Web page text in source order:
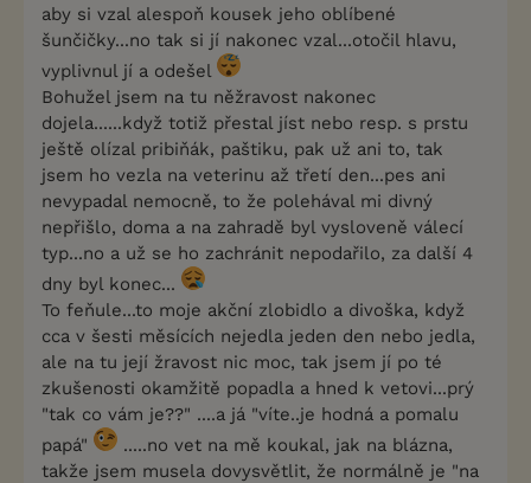
aby si vzal alespoň kousek jeho oblíbené
šunčičky...no tak si jí nakonec vzal...otočil hlavu,
vyplivnul jí a odešel
Bohužel jsem na tu něžravost nakonec
dojela......když totiž přestal jíst nebo resp. s prstu
ještě olízal pribiňák, paštiku, pak už ani to, tak
jsem ho vezla na veterinu až třetí den...pes ani
nevypadal nemocně, to že polehával mi divný
nepřišlo, doma a na zahradě byl vysloveně válecí
typ...no a už se ho zachránit nepodařilo, za další 4
dny byl konec...
To feňule...to moje akční zlobidlo a divoška, když
cca v šesti měsících nejedla jeden den nebo jedla,
ale na tu její žravost nic moc, tak jsem jí po té
zkušenosti okamžitě popadla a hned k vetovi...prý
"tak co vám je??" ....a já "víte..je hodná a pomalu
papá"
.....no vet na mě koukal, jak na blázna,
takže jsem musela dovysvětlit, že normálně je "na